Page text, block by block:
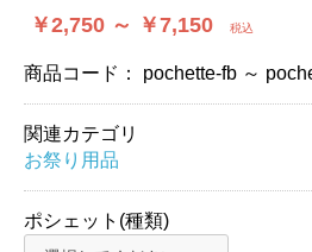
￥2,750 ～ ￥7,150 税込
商品コード： pochette-fb ～
関連カテゴリ
お祭り用品
ポシェット(種類)